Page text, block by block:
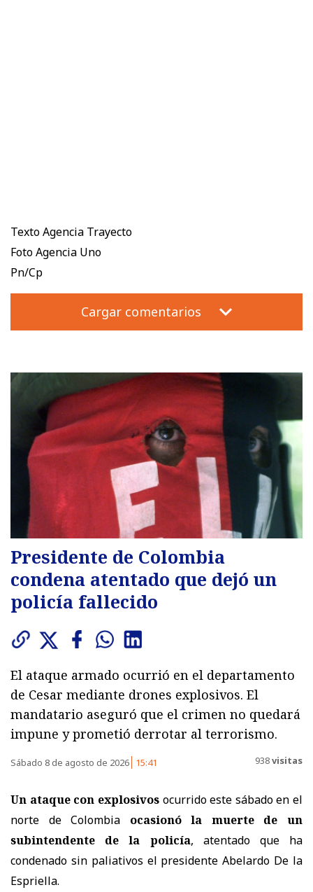
Texto Agencia Trayecto
Foto Agencia Uno
Pn/Cp
Cargar comentarios
Presidente de Colombia
condena atentado que dejó un
policía fallecido
El ataque armado ocurrió en el departamento
de Cesar mediante drones explosivos. El
mandatario aseguró que el crimen no quedará
impune y prometió derrotar al terrorismo.
Sábado 8 de agosto de 2026 15:41 938visitas
Un ataque con explosivosocurrido este sábado en el
norte de Colombia ocasionó la muerte de un
subintendente de la policía, atentado que ha
condenado sin paliativos el presidente Abelardo De la
Espriella.